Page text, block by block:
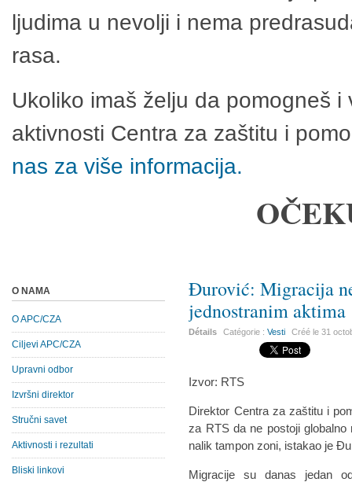
ljudima u nevolji i nema
rasa.
Ukoliko imaš želju da pomogneš
aktivnosti Centra za zaštitu i
nas za više informacija.
Đurović: Migracija
jednostranim aktima
Détails Catégorie :Vesti Créé le31
Izvor: RTS
Direktor Centra za zaštitu i
za RTS da ne postoji
nalik tampon zoni, istakao je
Migracije su danas jedan
O NAMA
O APC/CZA
Ciljevi APC/CZA
Upravni odbor
Izvršni direktor
Stručni savet
Aktivnosti i rezultati
Bliski linkovi